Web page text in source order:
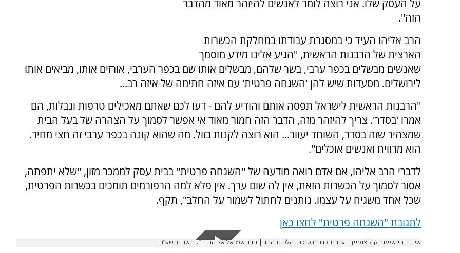
על העסק שלו. אני רוצה לומר לאנשים להיזהר מאוד מהדבר
הזה''.
הרב אליהו העיד כי במסגרת עבודתו במחלקת הכשרות
הארצית של הרבנות הראשית, ''הגיע אלינו מידע מוסמך
שאנשים מבשלים בכפר ערבי, בשר שלהם, מבשלים אותו שם בכפר הערבי, אורזים אותו, מביאים אותו
לירושלים. מסעדות שיש להן 'השגחה פרטית' עם איזה חתימה של איזה רב...
''הרבנות הראשית לישראל תפסה אותם והודיע להם - דעו לכם שאתם מאכילים טרפות ונבלות, הם
אמרו 'בסדר'. צריך להיזהר מזה, הדבר הזה חמור מאוד אי אפשר לסמוך על הצהרה של בעל הבית
שמצהיר שזה בסדר, השוחד יעוור... הוא רוצה לקנות בזול. מה שהוא קונה בכפר ערבי זה חצי מחיר.
הוא מרוויח ואנשים אוכלים''.
לדברי הרב אליהו, אם אדם רואה מודעה של ''השגחה פרטית'' בבית עסק לממכר מזון, ''שלא יתפתה,
אסור לסמוך על הכשרות הזאת, אין לה שום ערך. אין פלא למה הרפורמים תומכים בכשרות הפרטית,
שכל אחד משגיח על עצמו. נותנים לחתול לשמור על החלב", תקף.
לתגובת "השגחה פרטית" לחצו כאן
שידור חי שיעור קול צופייך |ענני הכבוד בסוכה והלכות החג | הרב שמואל אליהו | י"ג תשרי תשע"ח